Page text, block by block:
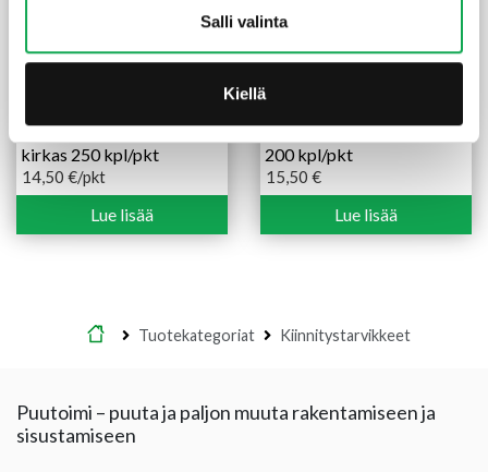
Salli valinta
Kiellä
Wubau ruostumaton
kirkas 250 kpl/pkt
14,50 €/pkt
Lue lisää
ruostumaton A2 kirkas
200 kpl/pkt
15,50 €
Lue lisää
Etusivu
Tuotekategoriat Kiinnitystarvikkeet
Puutoimi – puuta ja paljon muuta rakentamiseen ja
sisustamiseen